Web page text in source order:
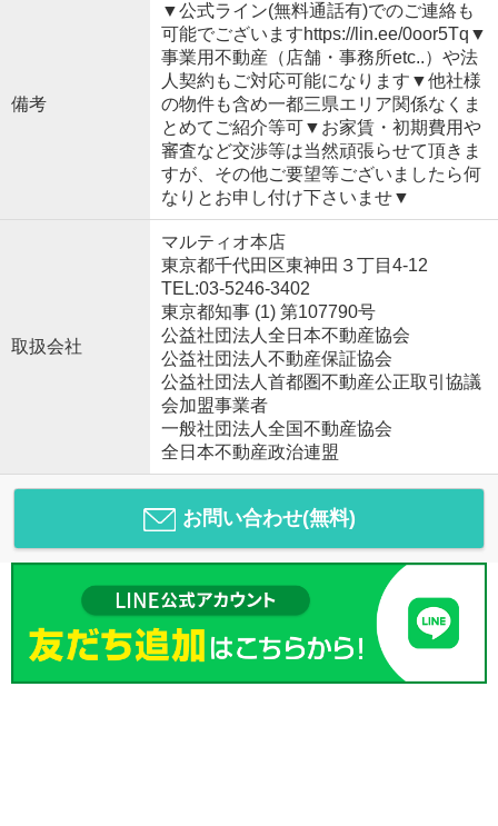
備考
▼公式ライン(無料通話有)でのご連絡も
可能でございますhttps://lin.ee/0oor5Tq▼
事業用不動産（店舗・事務所etc..）や法
人契約もご対応可能になります▼他社様
の物件も含め一都三県エリア関係なくま
とめてご紹介等可▼お家賃・初期費用や
審査など交渉等は当然頑張らせて頂きま
すが、その他ご要望等ございましたら何
なりとお申し付け下さいませ▼
取扱会社
マルティオ本店
東京都千代田区東神田３丁目4-12
TEL:03-5246-3402
東京都知事 (1) 第107790号
公益社団法人全日本不動産協会
公益社団法人不動産保証協会
公益社団法人首都圏不動産公正取引協議
会加盟事業者
一般社団法人全国不動産協会
全日本不動産政治連盟
お問い合わせ(無料)